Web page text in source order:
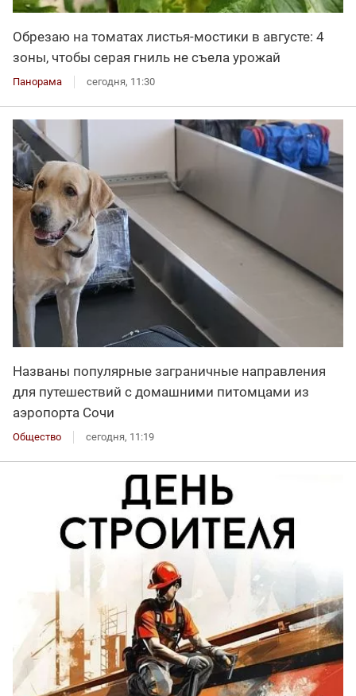
Обрезаю на томатах листья-мостики в августе: 4
зоны, чтобы серая гниль не съела урожай
Панорама сегодня, 11:30
Названы популярные заграничные направления
для путешествий с домашними питомцами из
аэропорта Сочи
Общество сегодня, 11:19